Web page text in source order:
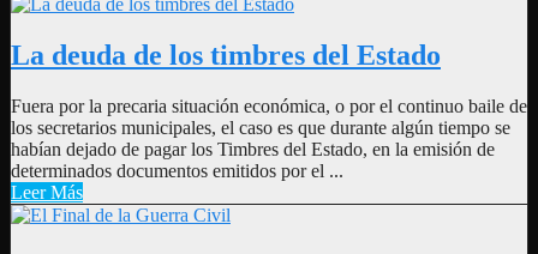
La deuda de los timbres del Estado
Fuera por la precaria situación económica, o por el continuo baile de
los secretarios municipales, el caso es que durante algún tiempo se
habían dejado de pagar los Timbres del Estado, en la emisión de
determinados documentos emitidos por el ...
Leer Más